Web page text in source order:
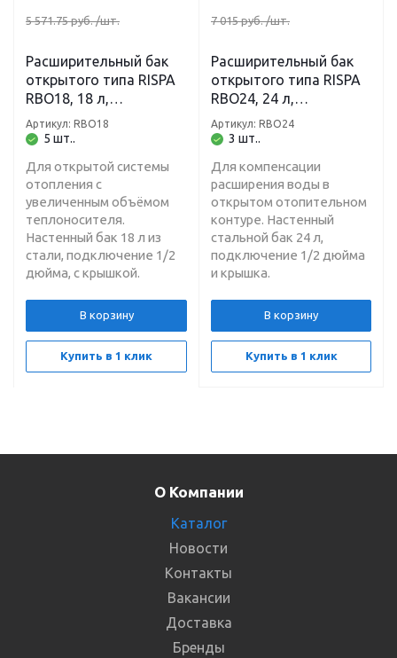
5 571.75 руб. /шт.
Расширительный бак
открытого типа RISPA
RBO18, 18 л,
настенный,
подключение 1/2
5 шт..
Артикул: RBO18
Для открытой системы
отопления с
увеличенным объёмом
теплоносителя.
Настенный бак 18 л из
стали, подключение 1/2
дюйма, с крышкой.
В корзину
Купить в 1 клик
7 015 руб. /шт.
Расширительный бак
открытого типа RISPA
RBO24, 24 л,
настенный,
подключение 1/2
3 шт..
Артикул: RBO24
Для компенсации
расширения воды в
открытом отопительном
контуре. Настенный
стальной бак 24 л,
подключение 1/2 дюйма
и крышка.
В корзину
Купить в 1 клик
О Компании
Каталог
Новости
Контакты
Вакансии
Доставка
Бренды